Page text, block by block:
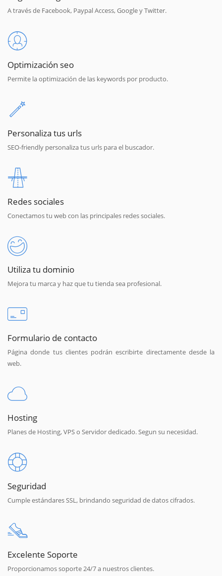
A través de Facebook, Paypal Access, Google y Twitter.
Optimización seo
Permite la optimización de las keywords por producto.
Personaliza tus urls
SEO-friendly personaliza tus urls para el buscador.
Redes sociales
Conectamos tu web con las principales redes sociales.
Utiliza tu dominio
Mejora tu marca y haz que tu tienda sea profesional.
Formulario de contacto
Página donde tus clientes podrán escribirte directamente desde la
web.
Hosting
Planes de Hosting, VPS o Servidor dedicado. Segun su necesidad.
Seguridad
Cumple estándares SSL, brindando seguridad de datos cifrados.
Excelente Soporte
Proporcionamos soporte 24/7 a nuestros clientes.